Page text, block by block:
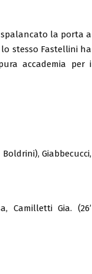
spalancato la porta a
stesso Fastellini ha
accademia per i
Giabbecucci,
Camilletti Gia. (26’